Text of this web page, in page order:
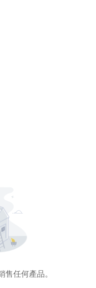
售任何產品。